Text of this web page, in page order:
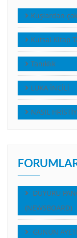
Kuşlardan
Kutsal Kitap
Tanıklık
LUKA İNCİLİ
NASIL
DUYURU
(NEWSBOARD)
GÜNÜN